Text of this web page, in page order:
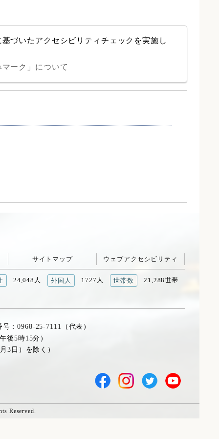
づいたアクセシビリティチェックを実施し
ーク」について
サイトマップ ウェブアクセシビリティ
24,048人 外国人 1727人 世帯数 21,288世帯
号：0968-25-7111
（代表）
後5時15分）
3日）を除く）
Reserved.